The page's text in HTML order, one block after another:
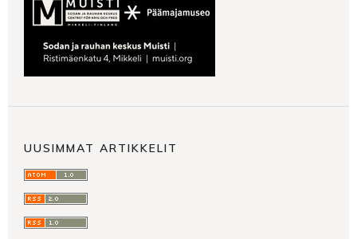
UUSIMMAT ARTIKKELIT